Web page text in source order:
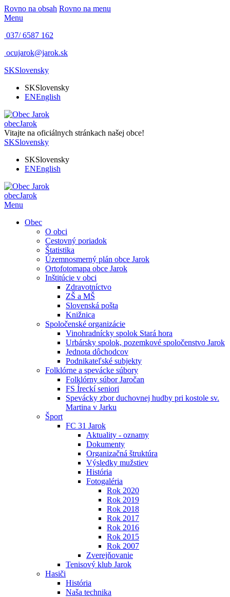
Rovno na obsah Rovno na menu
Menu
037/ 6587 162
ocujarok@jarok.sk
SKSlovensky
SKSlovensky
ENEnglish
obecJarok
Vitajte na oficiálnych stránkach našej obce!
SKSlovensky
SKSlovensky
ENEnglish
obecJarok
Menu
Obec
O obci
Cestovný poriadok
Štatistika
Územnosmerný plán obce Jarok
Ortofotomapa obce Jarok
Inštitúcie v obci
Zdravotníctvo
ZŠ a MŠ
Slovenská pošta
Knižnica
Spoločenské organizácie
Vinohradnícky spolok Stará hora
Urbársky spolok, pozemkové spoločenstvo Jarok
Jednota dôchodcov
Podnikateľské subjekty
Folklórne a spevácke súbory
Folklórny súbor Jaročan
FS Íreckí seniori
Spevácky zbor duchovnej hudby pri kostole sv.
Martina v Jarku
Šport
FC 31 Jarok
Aktuality - oznamy
Dokumenty
Organizačná štruktúra
Výsledky mužstiev
História
Fotogaléria
Rok 2020
Rok 2019
Rok 2018
Rok 2017
Rok 2016
Rok 2015
Rok 2007
Zverejňovanie
Tenisový klub Jarok
Hasiči
História
Naša technika